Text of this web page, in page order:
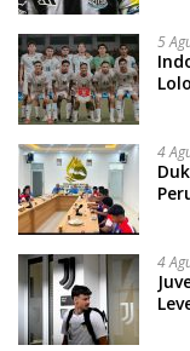
5
4
4